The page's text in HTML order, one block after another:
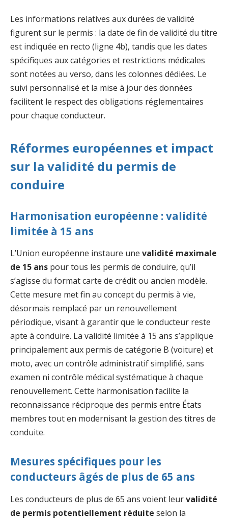
Les informations relatives aux durées de validité
figurent sur le permis : la date de fin de validité du titre
est indiquée en recto (ligne 4b), tandis que les dates
spécifiques aux catégories et restrictions médicales
sont notées au verso, dans les colonnes dédiées. Le
suivi personnalisé et la mise à jour des données
facilitent le respect des obligations réglementaires
pour chaque conducteur.
Réformes européennes et impact
sur la validité du permis de
conduire
Harmonisation européenne : validité
limitée à 15 ans
L’Union européenne instaure une validité maximale
de 15 ans pour tous les permis de conduire, qu’il
s’agisse du format carte de crédit ou ancien modèle.
Cette mesure met fin au concept du permis à vie,
désormais remplacé par un renouvellement
périodique, visant à garantir que le conducteur reste
apte à conduire. La validité limitée à 15 ans s’applique
principalement aux permis de catégorie B (voiture) et
moto, avec un contrôle administratif simplifié, sans
examen ni contrôle médical systématique à chaque
renouvellement. Cette harmonisation facilite la
reconnaissance réciproque des permis entre États
membres tout en modernisant la gestion des titres de
conduite.
Mesures spécifiques pour les
conducteurs âgés de plus de 65 ans
Les conducteurs de plus de 65 ans voient leurvalidité
de permis potentiellement réduite selon la